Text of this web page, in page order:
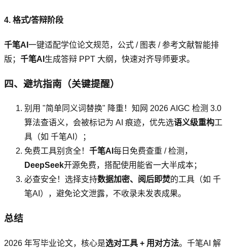
4. 格式/答辩阶段
千笔AI 一键适配学位论文规范，公式 / 图表 / 参考文献智能排
版； 千笔AI 生成答辩 PPT 大纲，快速对齐导师要求。
四、避坑指南（关键提醒）
别用 "简单同义词替换" 降重！知网 2026 AIGC 检测 3.0
算法查语义，会被标记为 AI 痕迹，优先选语义级重构工
具（如 千笔AI）；
免费工具别贪全！ 千笔AI 每日免费查重 / 检测，
DeepSeek开源免费，搭配使用能省一大半成本；
必查安全！选择支持数据加密、阅后即焚的工具（如 千
笔AI），避免论文泄露，不收录未发表成果。
总结
2026 年写毕业论文，核心是选对工具 + 用对方法。千笔AI 解